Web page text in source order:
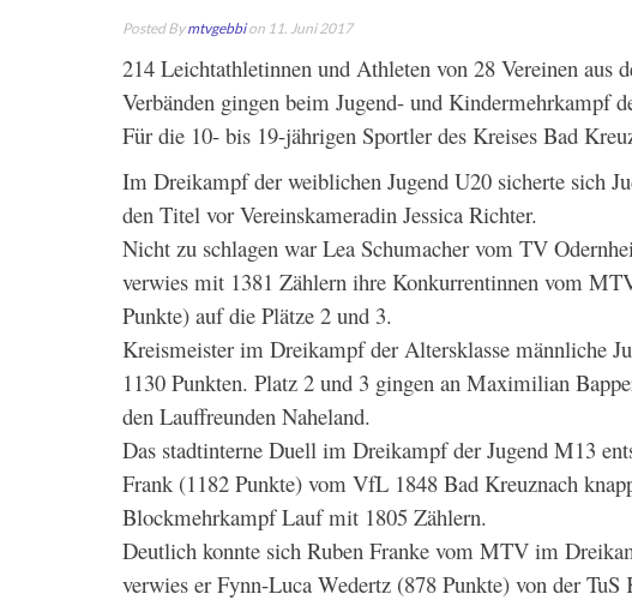
Posted Bymtvgebbion 11. Juni 2017
214 Leichtathletinnen und Athleten von 28 Vereinen aus
Verbänden gingen beim Jugend- und Kindermehrkampf
Für die 10- bis 19-jährigen Sportler des Kreises Bad
Im Dreikampf der weiblichen Jugend U20 sicherte sich
den Titel vor Vereinskameradin Jessica Richter.
Nicht zu schlagen war Lea Schumacher vom TV
verwies mit 1381 Zählern ihre Konkurrentinnen vom
Punkte) auf die Plätze 2 und 3.
Kreismeister im Dreikampf der Altersklasse männliche
1130 Punkten. Platz 2 und 3 gingen an Maximilian
den Lauffreunden Naheland.
Das stadtinterne Duell im Dreikampf der Jugend M13
Frank (1182 Punkte) vom VfL 1848 Bad Kreuznach
Blockmehrkampf Lauf mit 1805 Zählern.
Deutlich konnte sich Ruben Franke vom MTV im
verwies er Fynn-Luca Wedertz (878 Punkte) von der